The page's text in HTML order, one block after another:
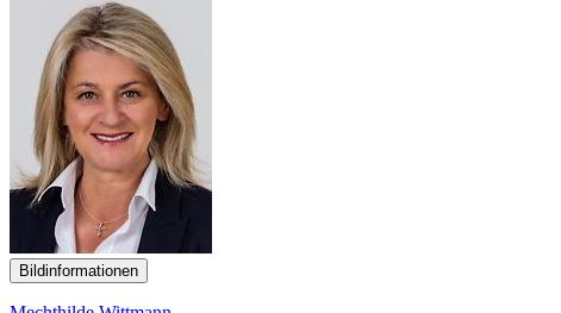
Bildinformationen